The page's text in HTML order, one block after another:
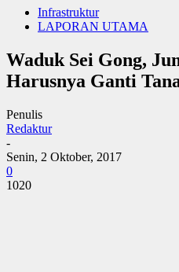
Infrastruktur
LAPORAN UTAMA
Waduk Sei Gong,
Harusnya Ganti
Penulis
Redaktur
-
Senin, 2 Oktober, 2017
0
1020